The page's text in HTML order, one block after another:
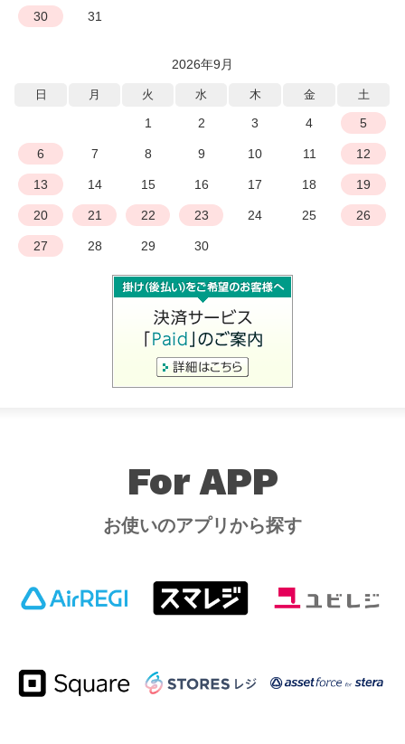
30 31
2026年9月
日 月 火 水 木 金 土
1 2 3 4 5
6 7 8 9 10 11 12
13 14 15 16 17 18 19
20 21 22 23 24 25 26
27 28 29 30
For APP
お使いのアプリから探す